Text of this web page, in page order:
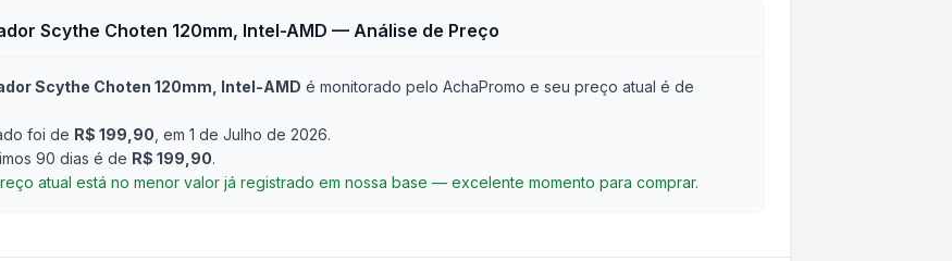
Scythe Choten 120mm, Intel-AMD — Análise de Preço
Scythe Choten 120mm, Intel-AMD é monitorado pelo AchaPromo e seu preço atual é de
foi de R$ 199,90 , em 1 de Julho de 2026.
90 dias é de R$ 199,90.
atual está no menor valor já registrado em nossa base — excelente momento para comprar.